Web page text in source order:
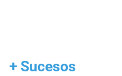
+ Sucesos